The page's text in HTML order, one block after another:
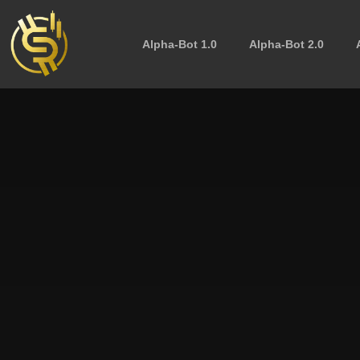
Alpha-Bot 1.0 Alpha-Bot 2.0